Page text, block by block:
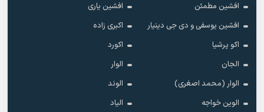
افشین مطمئن
افشین یاری
افشین یوسفی و دی جی دینیار
اکبری زاده
اکو پرشیا
اکورد
الجان
الوار
الوار (محمد اصغری)
الوند
الوین خواجه
الیاد